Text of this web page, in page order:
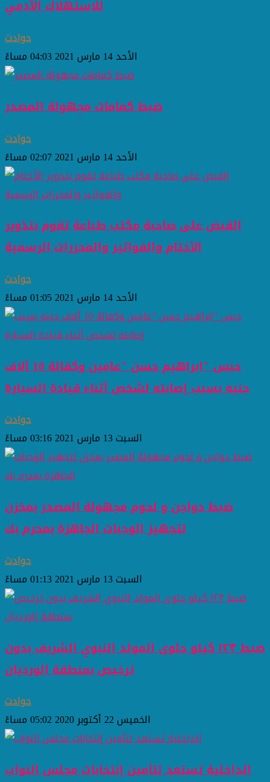
للاستهلاك الآدمي
حوادث
الأحد 14 مارس 2021 04:03 مساءً
ضبط كمامات مجهولة المصدر
حوادث
الأحد 14 مارس 2021 02:07 مساءً
القبض على صاحبة مكتب طباعة تقوم بتذوير
الأختام والفواتير والمحررات الرسمية
حوادث
الأحد 14 مارس 2021 01:05 مساءً
حبس "ابراهيم حسن "عامين وكفالة 10 آلاف
جنيه بسبب إصابته لشخص أثناء قيادة السيارة
حوادث
السبت 13 مارس 2021 03:16 مساءً
ضبط دواجن و لحوم مجهولة المصدر بمخزن
لتجهيز الوجبات الجاهزة بمحرم بك
حوادث
السبت 13 مارس 2021 01:13 مساءً
ضبط ١٢٣ كيلو حلوى المولد النبوي الشريف بدون
ترخيص بمنطقة الورديان
حوادث
الخميس 22 أكتوبر 2020 05:02 مساءً
الداخلية تستعد لتأمين إنتخابات مجلس النواب